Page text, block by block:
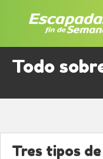
Todo
Tres tipos